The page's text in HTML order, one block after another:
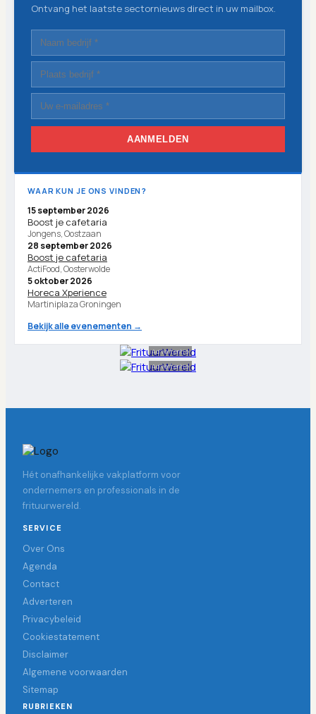
Ontvang het laatste sectornieuws direct in uw mailbox.
AANMELDEN
WAAR KUN JE ONS VINDEN?
15 september 2026
Boost je cafetaria
Jongens, Oostzaan
28 september 2026
Boost je cafetaria
ActiFood, Oosterwolde
5 oktober 2026
Horeca Xperience
Martiniplaza Groningen
Bekijk alle evenementen →
Advertentie
Advertentie
Hét onafhankelijke vakplatform voor
ondernemers en professionals in de
frituurwereld.
SERVICE
Over Ons
Agenda
Contact
Adverteren
Privacybeleid
Cookiestatement
Disclaimer
Algemene voorwaarden
Sitemap
RUBRIEKEN